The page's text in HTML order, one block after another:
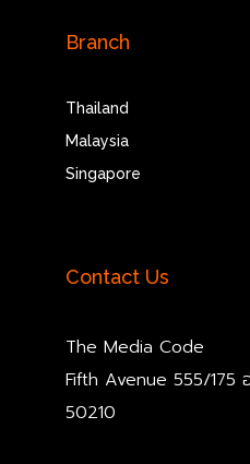
Branch
Thailand
Malaysia
Singapore
Contact Us
The Media Code
Fifth Avenue 555/175
50210